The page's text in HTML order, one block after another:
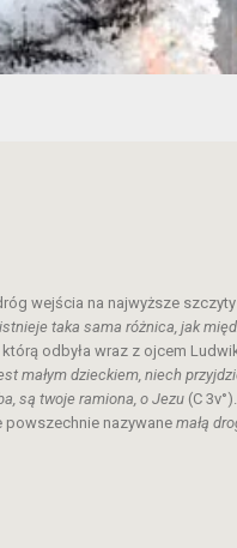
wejścia na najwyższe
taka sama różnica, jak
odbyła wraz z ojcem
małym dzieckiem, niech
są twoje ramiona, o Jezu (C 3v°).
powszechnie nazywane małą